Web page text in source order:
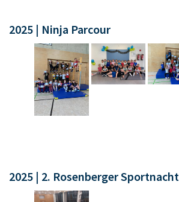
2025 | Ninja Parcour
2025 | 2. Rosenberger Sportnacht